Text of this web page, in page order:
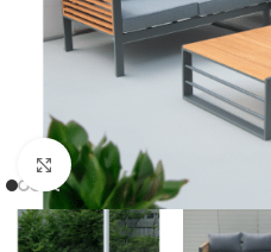
Click to enlarge